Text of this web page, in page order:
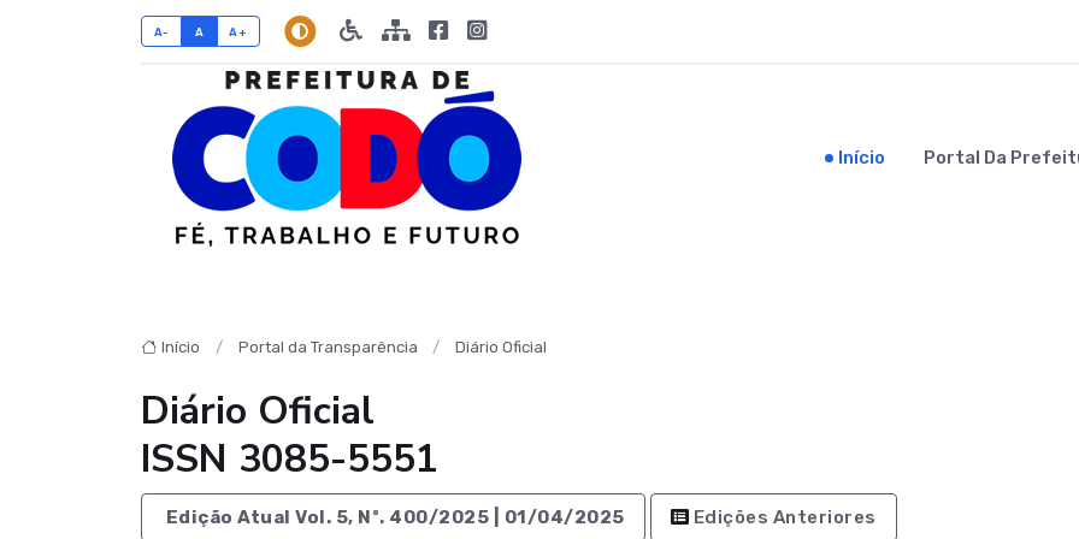
A- A A+
Início Portal Da
Início Portal da Transparência Diário Oficial
Diário Oficial
ISSN 3085-5551
Edição Atual Vol. 5, Nº. 400/2025 | 01/04/2025 Edições Anteriores